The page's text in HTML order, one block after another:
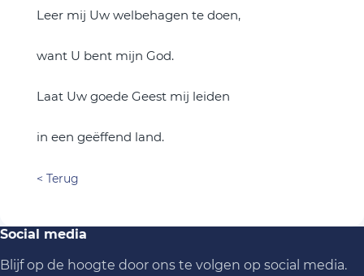
Leer mij Uw welbehagen te doen,
want U bent mijn God.
Laat Uw goede Geest mij leiden
in een geëffend land.
< Terug
Social media
Blijf op de hoogte door ons te volgen op social media.